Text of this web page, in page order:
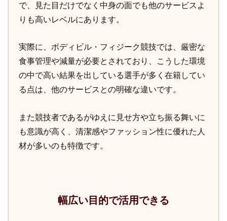
で、見た目だけでなく中身の面でも他のサービスよ
りも高いレベルにあります。
実際に、ボディビル・フィジーク競技では、厳密な
食事管理や減量が必要とされており、こうした環境
の中で高い結果を出している選手が多く在籍してい
る点は、他のサービスとの明確な違いです。
また競技者であるがゆえに見せ方や立ち振る舞いに
も意識が高く、清潔感やファッション性に優れた人
材が多いのも特徴です。
幅広い目的で活用できる